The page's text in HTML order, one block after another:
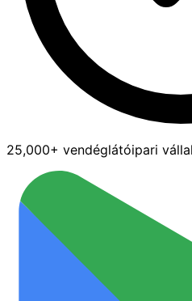
25,000+ vendéglátóipari